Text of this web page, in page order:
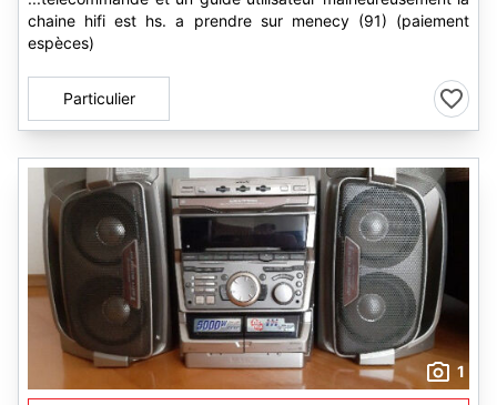
chaine hifi est hs. a prendre sur menecy (91) (paiement
espèces)
Particulier
1